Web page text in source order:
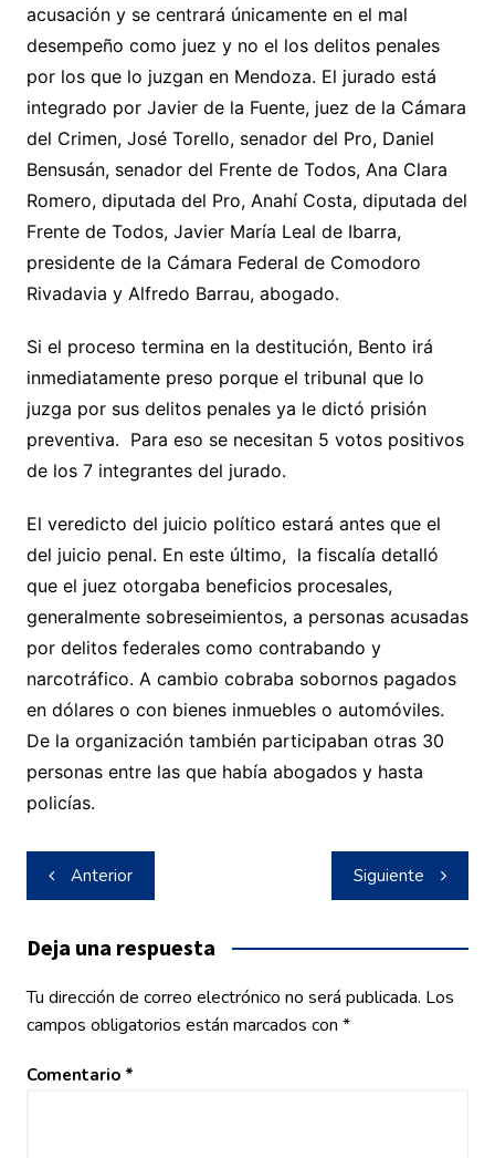
acusación y se centrará únicamente en el mal
desempeño como juez y no el los delitos penales
por los que lo juzgan en Mendoza. El jurado está
integrado por Javier de la Fuente, juez de la Cámara
del Crimen, José Torello, senador del Pro, Daniel
Bensusán, senador del Frente de Todos, Ana Clara
Romero, diputada del Pro, Anahí Costa, diputada del
Frente de Todos, Javier María Leal de Ibarra,
presidente de la Cámara Federal de Comodoro
Rivadavia y Alfredo Barrau, abogado.
Si el proceso termina en la destitución, Bento irá
inmediatamente preso porque el tribunal que lo
juzga por sus delitos penales ya le dictó prisión
preventiva. Para eso se necesitan 5 votos positivos
de los 7 integrantes del jurado.
El veredicto del juicio político estará antes que el
del juicio penal. En este último, la fiscalía detalló
que el juez otorgaba beneficios procesales,
generalmente sobreseimientos, a personas acusadas
por delitos federales como contrabando y
narcotráfico. A cambio cobraba sobornos pagados
en dólares o con bienes inmuebles o automóviles.
De la organización también participaban otras 30
personas entre las que había abogados y hasta
policías.
Navegación
de
entradas
Anterior Siguiente
Deja una respuesta
Tu dirección de correo electrónico no será publicada. Los
campos obligatorios están marcados con *
Comentario *